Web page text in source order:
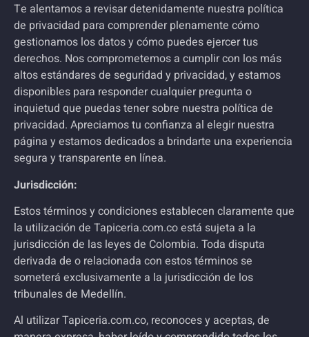
Te alentamos a revisar detenidamente nuestra política
de privacidad para comprender plenamente cómo
gestionamos los datos y cómo puedes ejercer tus
derechos. Nos comprometemos a cumplir con los más
altos estándares de seguridad y privacidad, y estamos
disponibles para responder cualquier pregunta o
inquietud que puedas tener sobre nuestra política de
privacidad. Apreciamos tu confianza al elegir nuestra
página y estamos dedicados a brindarte una experiencia
segura y transparente en línea.
Jurisdicción:
Estos términos y condiciones establecen claramente que
la utilización de Tapiceria.com.coestá sujeta a la
jurisdicción de las leyes de Colombia. Toda disputa
derivada de o relacionada con estos términos se
someterá exclusivamente a la jurisdicción de los
tribunales de Medellín.
Al utilizarTapiceria.com.co, reconoces y aceptas, de